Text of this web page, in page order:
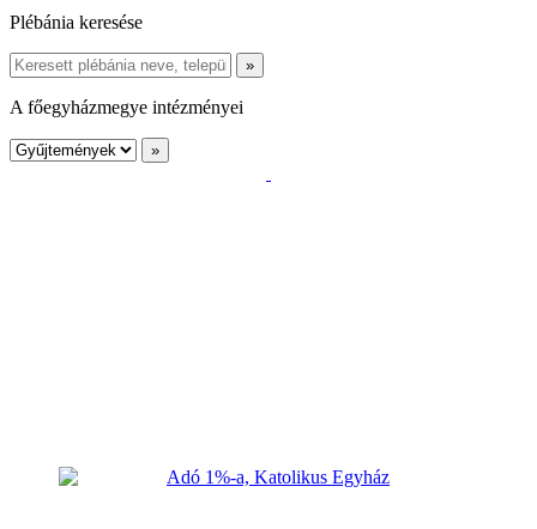
Plébánia keresése
A főegyházmegye intézményei